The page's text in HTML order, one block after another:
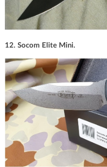
12. Socom Elite Mini.